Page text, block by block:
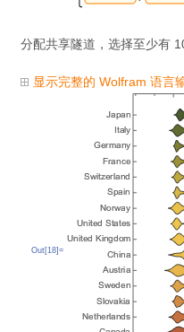
分配共享隧道，选择至少有
显示完整的 Wolfram 语言
Out[18]=